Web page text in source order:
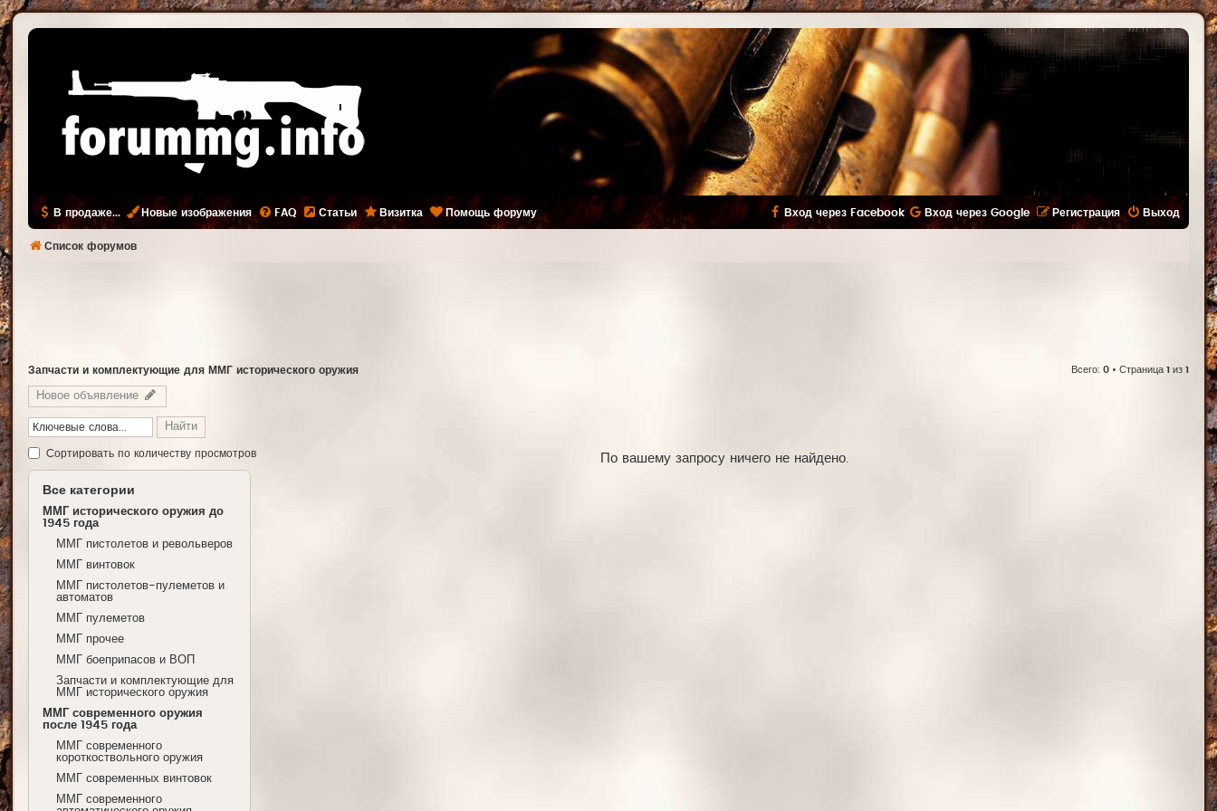
В продаже... Новые изображения FAQ Статьи Визитка Помощь форуму Выход
Регистрация
Вход через Facebook Вход через Google
Список форумов
Запчасти и комплектующие для ММГ исторического оружия Всего: 0 • Страница 1 из 1
Новое объявление
Cортировать по количеству просмотров
Все категории
ММГ исторического оружия до
1945 года
ММГ пистолетов и револьверов
ММГ винтовок
ММГ пистолетов-пулеметов и
автоматов
ММГ пулеметов
ММГ прочее
ММГ боеприпасов и ВОП
Запчасти и комплектующие для
ММГ исторического оружия
ММГ современного оружия
после 1945 года
ММГ современного
короткоствольного оружия
ММГ современных винтовок
ММГ современного
По вашему запросу ничего не найдено.